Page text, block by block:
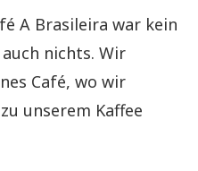
A Brasileira war kein
nichts. Wir
Café, wo wir
unserem Kaffee